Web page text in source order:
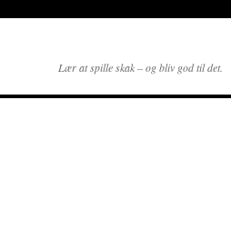
Lær at spille skak – og bliv god til det.